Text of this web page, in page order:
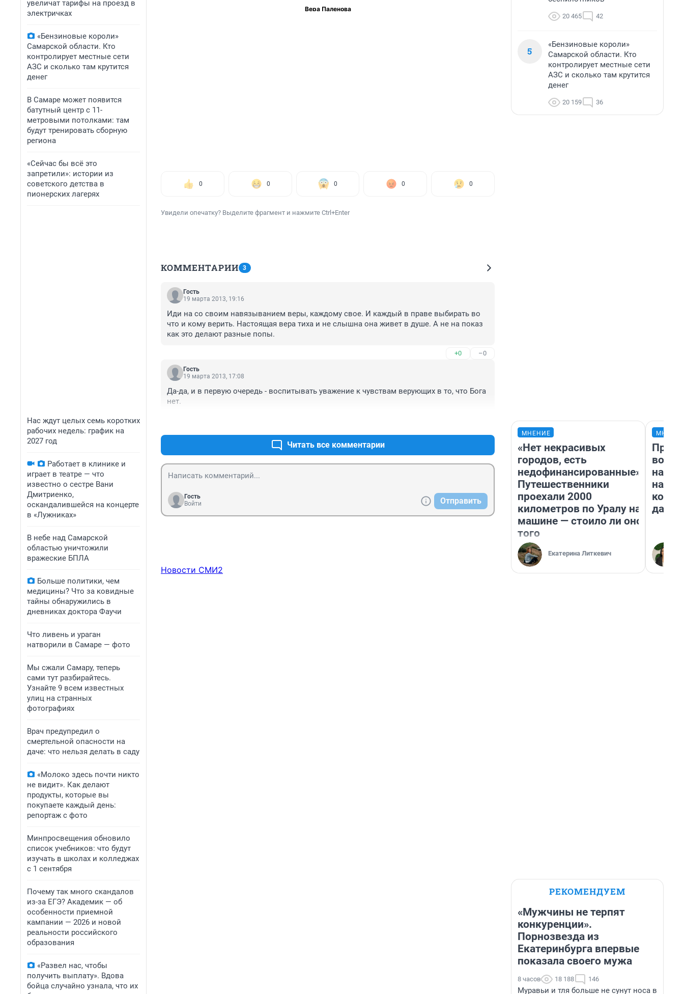
увеличат тарифы на проезд в
электричках
«Бензиновые короли»
Самарской области. Кто
контролирует местные сети
АЗС и сколько там крутится
денег
В Самаре может появится
батутный центр с 11-
метровыми потолками: там
будут тренировать сборную
региона
«Сейчас бы всё это
запретили»: истории из
советского детства в
пионерских лагерях
Нас ждут целых семь коротких
рабочих недель: график на
2027 год
Работает в клинике и
играет в театре — что
известно о сестре Вани
Дмитриенко,
оскандалившейся на концерте
в «Лужниках»
В небе над Самарской
областью уничтожили
вражеские БПЛА
Больше политики, чем
медицины? Что за ковидные
тайны обнаружились в
дневниках доктора Фаучи
Что ливень и ураган
натворили в Самаре — фото
Мы сжали Самару, теперь
сами тут разбирайтесь.
Узнайте 9 всем известных
улиц на странных
фотографиях
Врач предупредил о
смертельной опасности на
даче: что нельзя делать в саду
«Молоко здесь почти никто
не видит». Как делают
продукты, которые вы
покупаете каждый день:
репортаж с фото
Минпросвещения обновило
список учебников: что будут
изучать в школах и колледжах
с 1 сентября
Почему так много скандалов
из-за ЕГЭ? Академик — об
особенности приемной
кампании — 2026 и новой
реальности российского
образования
«Развел нас, чтобы
получить выплату». Вдова
бойца случайно узнала, что их
Вера Паленова
0 0 0 0 0
Увидели опечатку? Выделите фрагмент и нажмите Ctrl+Enter
КОММЕНТАРИИ 3
Гость
19 марта 2013, 19:16
Иди на со своим навязыванием веры, каждому свое. И каждый в праве выбирать во
что и кому верить. Настоящая вера тиха и не слышна она живет в душе. А не на показ
+0 –0
Гость
19 марта 2013, 17:08
Да-да, и в первую очередь - воспитывать уважение к чувствам верующих в то, что Бога
нет.
Читать все комментарии
Гость
Войти
Отправить
Новости СМИ2
20 465 42
5
«Бензиновые короли»
Самарской области. Кто
контролирует местные сети
АЗС и сколько там крутится
денег
20 159 36
МНЕНИЕ
«Нет некрасивых
городов, есть
недофинансированные».
Путешественники
проехали 2000
километров по Уралу на
машине — стоило ли оно
того
Екатерина Литкевич
нам
даже
РЕКОМЕНДУЕМ
«Мужчины не терпят
конкуренции».
Порнозвезда из
Екатеринбурга впервые
показала своего мужа
8 часов 18 188 146
Муравьи и тля больше не сунут носа в